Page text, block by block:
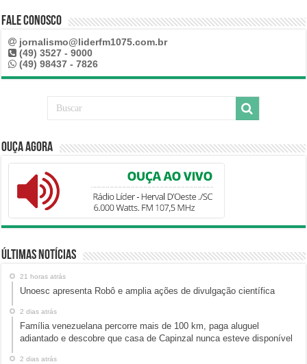
Fale Conosco
jornalismo@liderfm1075.com.br
(49) 3527 - 9000
(49) 98437 - 7826
Ouça Agora
Últimas Notícias
21 horas atrás
Unoesc apresenta Robô e amplia ações de divulgação científica
2 dias atrás
Família venezuelana percorre mais de 100 km, paga aluguel
adiantado e descobre que casa de Capinzal nunca esteve disponível
2 dias atrás